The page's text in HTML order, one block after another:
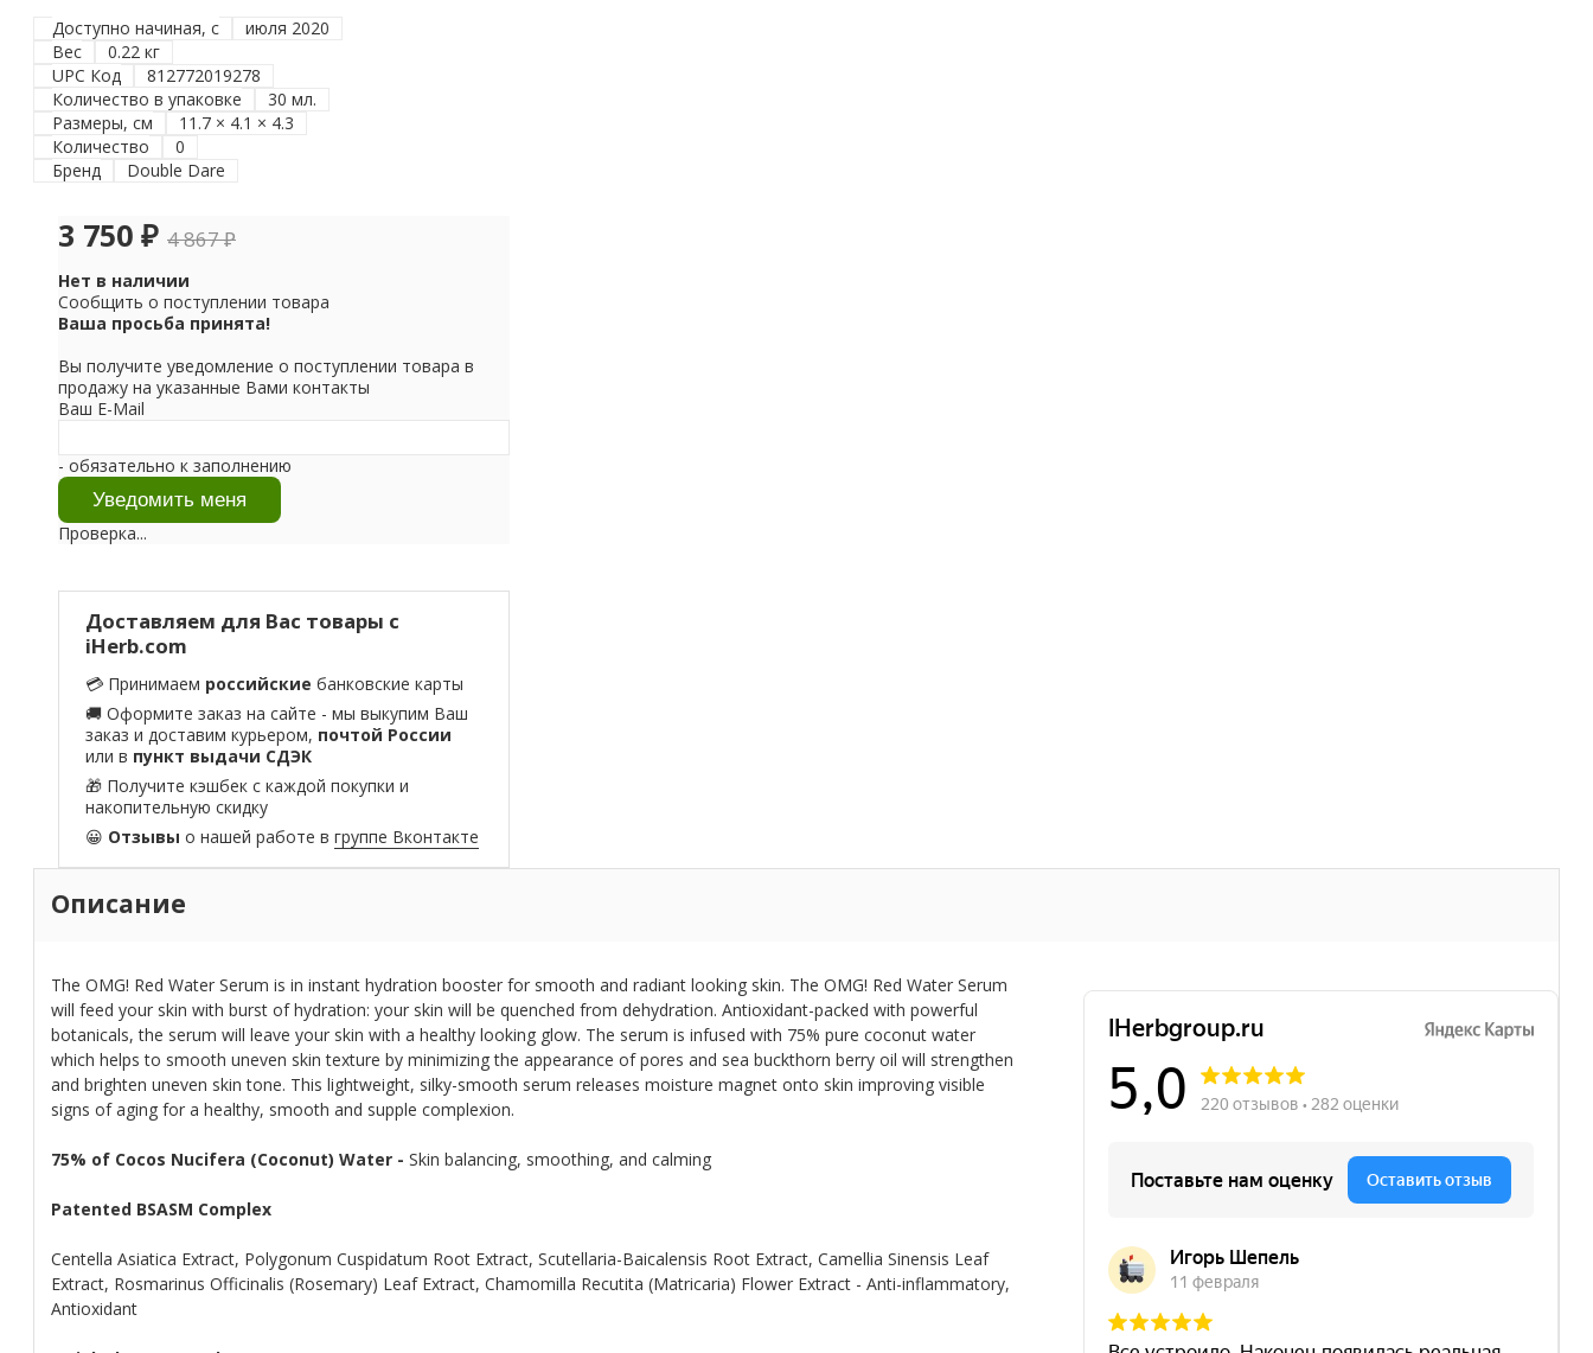
Доступно начиная, с
июля 2020
Вес
0.22 кг
UPC Код
812772019278
Количество в упаковке
30 мл.
Размеры, см
11.7 × 4.1 × 4.3
Количество
0
Бренд
Double Dare
3 750 ₽ 4 867₽
Нет в наличии
Сообщить о поступлении товара
Ваша просьба принята!
Вы получите уведомление о поступлении товара в
продажу на указанные Вами контакты
Ваш E-Mail
- обязательно к заполнению
Проверка...
Доставляем для Вас товары с
iHerb.com
💳 Принимаем российские банковские карты
🚚 Оформите заказ на сайте - мы выкупим Ваш
заказ и доставим курьером, почтой России
или в пункт выдачи СДЭК
🎁 Получите кэшбек с каждой покупки и
накопительную скидку
😀 Отзывы о нашей работе вгруппе Вконтакте
Описание
The OMG! Red Water Serum is in instant hydration booster for smooth and radiant looking skin. The OMG! Red Water Serum
will feed your skin with burst of hydration: your skin will be quenched from dehydration. Antioxidant-packed with powerful
botanicals, the serum will leave your skin with a healthy looking glow. The serum is infused with 75% pure coconut water
which helps to smooth uneven skin texture by minimizing the appearance of pores and sea buckthorn berry oil will strengthen
and brighten uneven skin tone. This lightweight, silky-smooth serum releases moisture magnet onto skin improving visible
signs of aging for a healthy, smooth and supple complexion.
75% of Cocos Nucifera (Coconut) Water - Skin balancing, smoothing, and calming
Patented BSASM Complex
Centella Asiatica Extract, Polygonum Cuspidatum Root Extract, Scutellaria-Baicalensis Root Extract, Camellia Sinensis Leaf
Extract, Rosmarinus Officinalis (Rosemary) Leaf Extract, Chamomilla Recutita (Matricaria) Flower Extract - Anti-inflammatory,
Antioxidant